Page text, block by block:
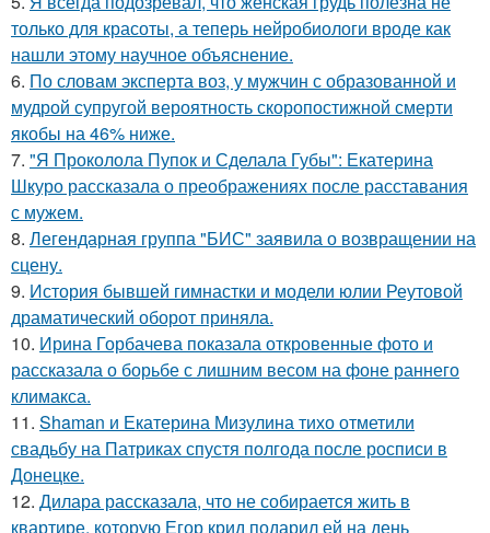
только для красоты, а теперь нейробиологи вроде как
нашли этому научное объяснение.
6. По словам эксперта воз, у мужчин с образованной и
мудрой супругой вероятность скоропостижной смерти
якобы на 46% ниже.
7. "Я Проколола Пупок и Сделала Губы": Екатерина
Шкуро рассказала о преображениях после расставания
с мужем.
8. Легендарная группа "БИС" заявила о возвращении на
сцену.
9. История бывшей гимнастки и модели юлии Реутовой
драматический оборот приняла.
10. Ирина Горбачева показала откровенные фото и
рассказала о борьбе с лишним весом на фоне раннего
климакса.
11. Shaman и Екатерина Мизулина тихо отметили
свадьбу на Патриках спустя полгода после росписи в
Донецке.
12. Дилара рассказала, что не собирается жить в
квартире, которую Егор крид подарил ей на день